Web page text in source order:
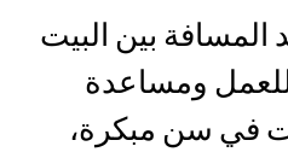
المسافة بين البيت
ومساعدة
في سن مبكرة،